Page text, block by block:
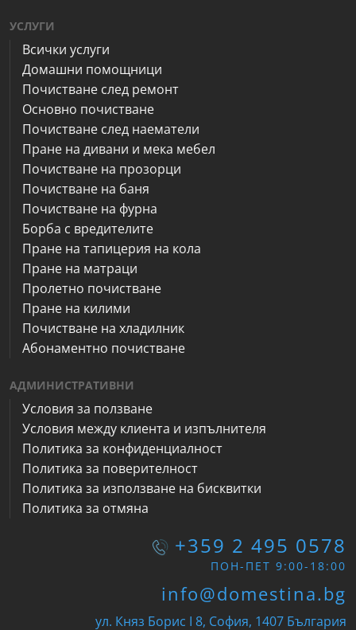
УСЛУГИ
Всички услуги
Домашни помощници
Почистване след ремонт
Основно почистване
Почистване след наематели
Пране на дивани и мека мебел
Почистване на прозорци
Почистване на баня
Почистване на фурна
Борба с вредителите
Пране на тапицерия на кола
Пране на матраци
Пролетно почистване
Пране на килими
Почистване на хладилник
Абонаментно почистване
АДМИНИСТРАТИВНИ
Условия за ползване
Условия между клиента и изпълнителя
Политика за конфиденциалност
Политика за поверителност
Политика за използване на бисквитки
Политика за отмяна
+359 2 495 0578
ПОН-ПЕТ 9:00-18:00
info@domestina.bg
ул. Княз Борис I 8, София, 1407 България